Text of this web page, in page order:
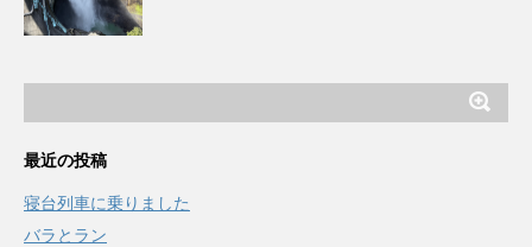
最近の投稿
寝台列車に乗りました
バラとラン